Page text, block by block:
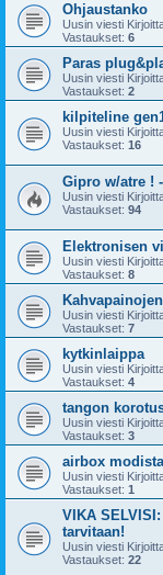
Ohjaustanko
Uusin viesti
Vastaukset: 6
Paras
Uusin viesti
Vastaukset: 2
kilpiteline
Uusin viesti
Vastaukset: 16
Gipro w/atre !
Uusin viesti
Vastaukset: 94
Elektronisen
Uusin viesti
Vastaukset: 8
Uusin viesti
Vastaukset: 7
kytkinlaippa
Uusin viesti
Vastaukset: 4
tangon
Uusin viesti
Vastaukset: 3
airbox modista
Uusin viesti
Vastaukset: 1
VIKA
tarvitaan!
Uusin viesti
Vastaukset: 22